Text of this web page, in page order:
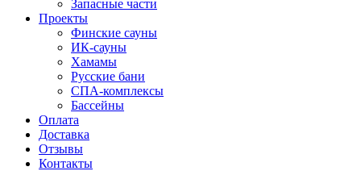
Запасные части
Проекты
Финские сауны
ИК-сауны
Хамамы
Русские бани
СПА-комплексы
Бассейны
Оплата
Доставка
Отзывы
Контакты